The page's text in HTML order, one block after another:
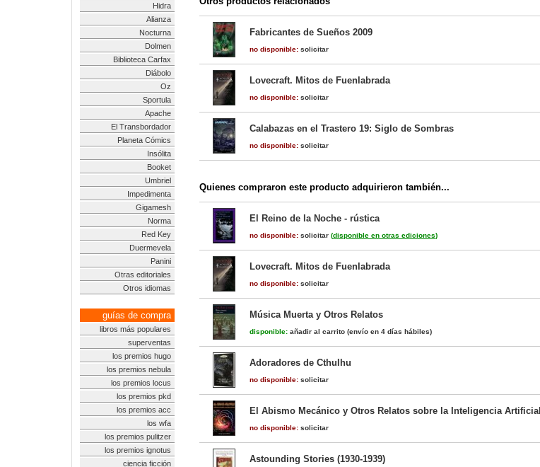
Hidra
Alianza
Nocturna
Dolmen
Biblioteca Carfax
Diábolo
Oz
Sportula
Apache
El Transbordador
Planeta Cómics
Insólita
Booket
Umbriel
Impedimenta
Gigamesh
Norma
Red Key
Duermevela
Panini
Otras editoriales
Otros idiomas
guías de compra
libros más populares
superventas
los premios hugo
los premios nebula
los premios locus
los premios pkd
los premios acc
los wfa
los premios pulitzer
los premios ignotus
ciencia ficción
Fabricantes de Sueños 2009
no disponible: solicitar
Lovecraft. Mitos de Fuenlabrada
no disponible: solicitar
Calabazas en el Trastero 19: Siglo de Sombras
no disponible: solicitar
Quienes compraron este producto adquirieron también...
El Reino de la Noche - rústica
no disponible: solicitar (disponible en otras ediciones)
Lovecraft. Mitos de Fuenlabrada
no disponible: solicitar
Música Muerta y Otros Relatos
disponible: añadir al carrito (envío en 4 días hábiles)
Adoradores de Cthulhu
no disponible: solicitar
El Abismo Mecánico y Otros Relatos sobre la Inteligencia Artificial
no disponible: solicitar
Astounding Stories (1930-1939)